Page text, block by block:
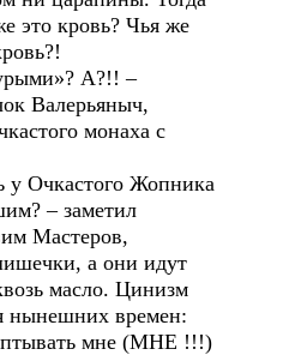
это кровь? Чья же
А?!! –
Валерьяныч,
монаха с
у Очкастого Жопника
– заметил
Мастеров,
а они идут
масло. Цинизм
нынешних времен:
мне (МНЕ !!!)